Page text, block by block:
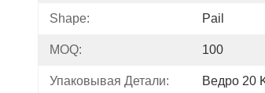
Shape: Pail
MOQ: 100
Упаковывая Детали: Ведро 20